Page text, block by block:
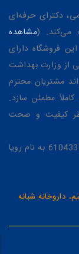
دکترای حرفه‌ای
مشاهده
فروشگاه دارای
از وزارت بهداشت
مشتریان محترم
مطمئن سازد.
کیفیت و صحت
شماره کارت جهت خرید محصولات : 6104337531945416 به نام رویا
داروخانه شبانه